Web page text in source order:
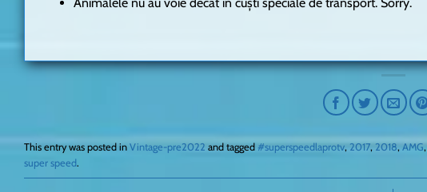
This entry was posted in Vintage-pre2022 and tagged #superspeedlaprotv, 2017, 2018, AMG,
super speed.